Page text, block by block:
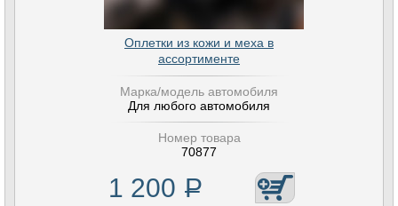
Оплетки из кожи и меха в
ассортименте
Марка/модель автомобиля
Для любого автомобиля
Номер товара
70877
1 200 Р